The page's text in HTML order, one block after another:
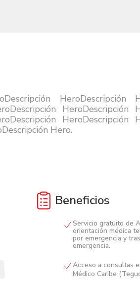
HeroDescripción
HeroDescripción
HeroDescripción
Hero.
Beneficios
Servicio gratuito de
orientación médica
por emergencia y
emergencia.
Acceso a consultas
Médico Caribe